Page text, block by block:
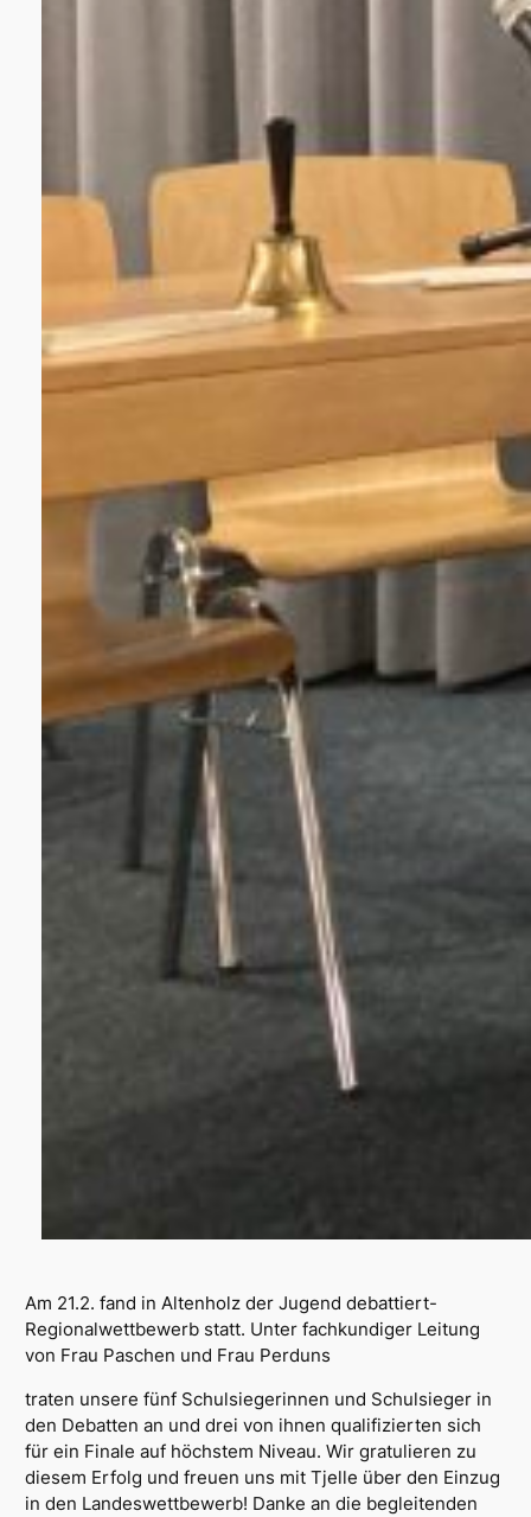
Am 21.2. fand in Altenholz der Jugend debattiert-
Regionalwettbewerb statt. Unter fachkundiger Leitung
von Frau Paschen und Frau Perduns
traten unsere fünf Schulsiegerinnen und Schulsieger in
den Debatten an und drei von ihnen qualifizierten sich
für ein Finale auf höchstem Niveau. Wir gratulieren zu
diesem Erfolg und freuen uns mit Tjelle über den Einzug
in den Landeswettbewerb! Danke an die begleitenden